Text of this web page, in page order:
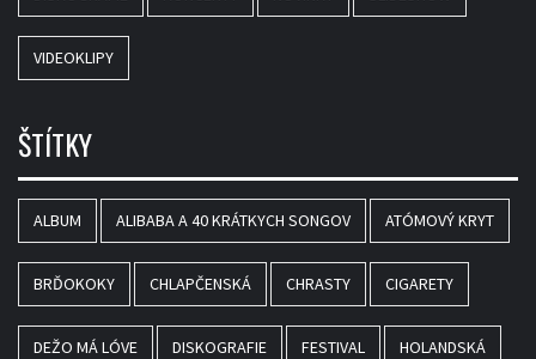
VIDEOKLIPY
ŠTÍTKY
ALBUM ALIBABA A 40 KRÁTKYCH SONGOV ATÓMOVÝ KRYT
BRĎOKOKY CHLAPČENSKÁ CHRASTY CIGARETY
DEŽO MÁ LÓVE DISKOGRAFIE FESTIVAL HOLANDSKÁ